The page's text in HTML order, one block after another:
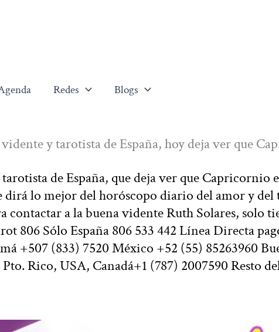
Redes Blogs
y tarotista de España, hoy deja ver que
de España, que deja ver que Capricornio
dirá lo mejor del horóscopo diario del amor y del
contactar a la buena vidente Ruth Solares, solo
806 Sólo España 806 533 442 Línea Directa
+507 (833) 7520 México +52 (55) 85263960
Rico, USA, Canadá+1 (787) 2007590 Resto